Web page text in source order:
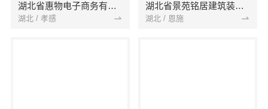
湖北省惠物电子商务有限公司
湖北 / 孝感
湖北省景苑铭居建筑装饰有限公司
湖北 / 恩施